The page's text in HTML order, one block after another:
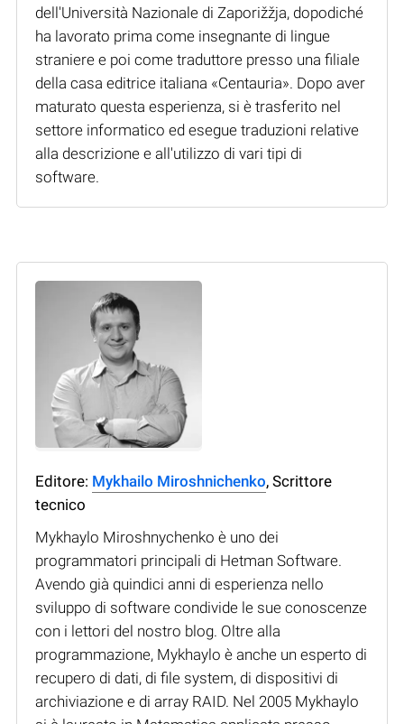
dell'Università Nazionale di Zaporižžja, dopodiché
ha lavorato prima come insegnante di lingue
straniere e poi come traduttore presso una filiale
della casa editrice italiana «Centauria». Dopo aver
maturato questa esperienza, si è trasferito nel
settore informatico ed esegue traduzioni relative
alla descrizione e all'utilizzo di vari tipi di
software.
Editore: Mykhailo Miroshnichenko, Scrittore
tecnico
Mykhaylo Miroshnychenko è uno dei
programmatori principali di Hetman Software.
Avendo già quindici anni di esperienza nello
sviluppo di software condivide le sue conoscenze
con i lettori del nostro blog. Oltre alla
programmazione, Mykhaylo è anche un esperto di
recupero di dati, di file system, di dispositivi di
archiviazione e di array RAID. Nel 2005 Mykhaylo